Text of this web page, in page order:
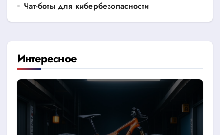
Чат-боты для кибербезопасности
Интересное